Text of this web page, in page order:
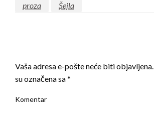
proza
Šejla
Vaša adresa e-pošte neće biti objavljena.
su označena sa*
Komentar